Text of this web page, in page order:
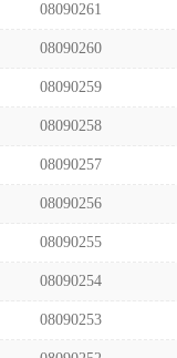
08090261
08090260
08090259
08090258
08090257
08090256
08090255
08090254
08090253